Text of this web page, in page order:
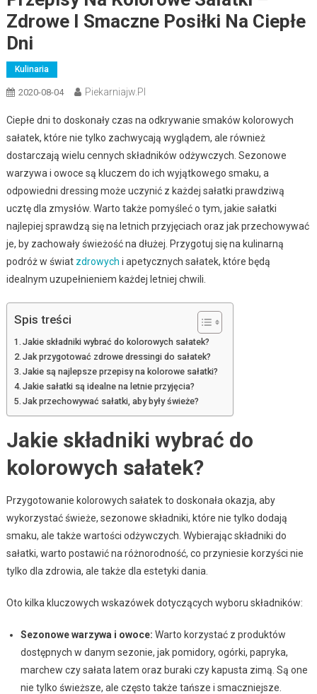
Zdrowe I Smaczne Posiłki Na Ciepłe
Dni
Kulinaria
2020-08-04 Piekarniajw.pl
Ciepłe dni to doskonały czas na odkrywanie smaków kolorowych
sałatek, które nie tylko zachwycają wyglądem, ale również
dostarczają wielu cennych składników odżywczych. Sezonowe
warzywa i owoce są kluczem do ich wyjątkowego smaku, a
odpowiedni dressing może uczynić z każdej sałatki prawdziwą
ucztę dla zmysłów. Warto także pomyśleć o tym, jakie sałatki
najlepiej sprawdzą się na letnich przyjęciach oraz jak przechowywać
je, by zachowały świeżość na dłużej. Przygotuj się na kulinarną
podróż w świat zdrowych i apetycznych sałatek, które będą
idealnym uzupełnieniem każdej letniej chwili.
Spis treści
Jakie składniki wybrać do kolorowych sałatek?
Jak przygotować zdrowe dressingi do sałatek?
Jakie są najlepsze przepisy na kolorowe sałatki?
Jakie sałatki są idealne na letnie przyjęcia?
Jak przechowywać sałatki, aby były świeże?
Jakie składniki wybrać do
kolorowych sałatek?
Przygotowanie kolorowych sałatek to doskonała okazja, aby
wykorzystać świeże, sezonowe składniki, które nie tylko dodają
smaku, ale także wartości odżywczych. Wybierając składniki do
sałatki, warto postawić na różnorodność, co przyniesie korzyści nie
tylko dla zdrowia, ale także dla estetyki dania.
Oto kilka kluczowych wskazówek dotyczących wyboru składników:
Sezonowe warzywa i owoce: Warto korzystać z produktów
dostępnych w danym sezonie, jak pomidory, ogórki, papryka,
marchew czy sałata latem oraz buraki czy kapusta zimą. Są one
nie tylko świeższe, ale często także tańsze i smaczniejsze.